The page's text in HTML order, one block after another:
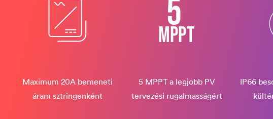
Maximum 20A bemeneti
áram sztringenként
5 MPPT a legjobb PV
tervezési rugalmasságért
IP66